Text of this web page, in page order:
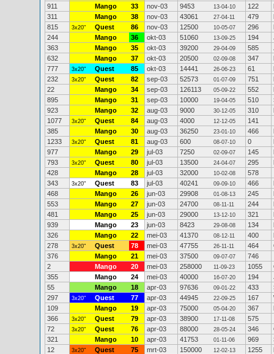
911
Mango 33 nov-03 9453 13-04-10 122
311
Mango 38 nov-03 43061 27-04-11 479
815
3x20" Quest 86 nov-03 12500 10-05-07 296
244
Mango 36 okt-03 51060 13-09-25 194
363
Mango 35 okt-03 39200 29-04-09 585
632
Mango 37 okt-03 20500 02-09-08 347
777
3x20" Quest 85 okt-03 14441 26-06-23 61
232
3x20" Quest 82 sep-03 52573 01-07-09 751
22
Mango 34 sep-03 126113 05-09-22 552
895
Mango 31 sep-03 10000 19-04-05 510
923
Mango 32 aug-03 9000 30-12-05 310
1077
3x20" Quest 84 aug-03 4000 12-12-05
141
385
Mango 30 aug-03 36250 23-01-10 466
1233
3x20" Quest 81 aug-03 600 08-07-10 0
977
Mango 29 jul-03 7250 02-09-07 145
793
3x20" Quest 80 jul-03 13500 24-04-07 295
428
Mango 28 jul-03 32000 10-02-08
578
343
3x20" Quest 83 jul-03 40241 09-09-10 466
468
Mango 26 jun-03 29908 01-08-13 245
553
Mango 27 jun-03 24700 08-11-11 244
481
Mango 25 jun-03 29000 13-12-10 321
939
Mango 23 jun-03 8423 29-08-08 134
326
Mango 22 mei-03 41370 08-12-11 400
278
3x20" Quest 78 mei-03 47755 26-11-11 464
376
Mango 21 mei-03 37500 09-07-07
746
2
Mango 20 mei-03 258000 11-09-23 1055
355
Mango 24 mei-03 40000 16-07-20 194
55
Mango 18 apr-03 97636 09-01-22 433
297
3x20" Quest 77 apr-03 44945 22-09-25 167
109
Mango 19 apr-03 75000 05-04-20 367
366
3x20" Quest 79 apr-03 38900 17-11-08
575
72
3x20" Quest 76 apr-03 88000 28-05-24 346
321
Mango 10 apr-03 41753 01-11-06 969
12
3x20" Quest 75 mrt-03 150000 12-02-13 1255